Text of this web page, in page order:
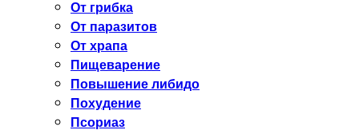
От грибка
От паразитов
От храпа
Пищеварение
Повышение либидо
Похудение
Псориаз